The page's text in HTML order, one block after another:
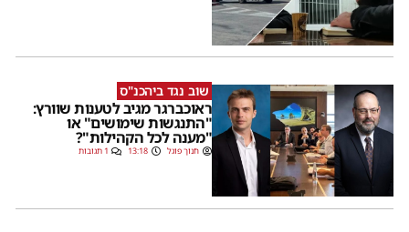
שוב נגד ביהכנ"ס
ראוכברגר מגיב לטענות שוורץ:
"התנגשות שימושים" או
"מענה לכל הקהילות"?
חנוך פוגל 13:18 1 תגובות